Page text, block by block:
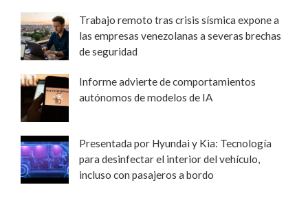
Trabajo remoto tras crisis sísmica expone a
las empresas venezolanas a severas brechas
de seguridad
Informe advierte de comportamientos
autónomos de modelos de IA
Presentada por Hyundai y Kia: Tecnología
para desinfectar el interior del vehículo,
incluso con pasajeros a bordo